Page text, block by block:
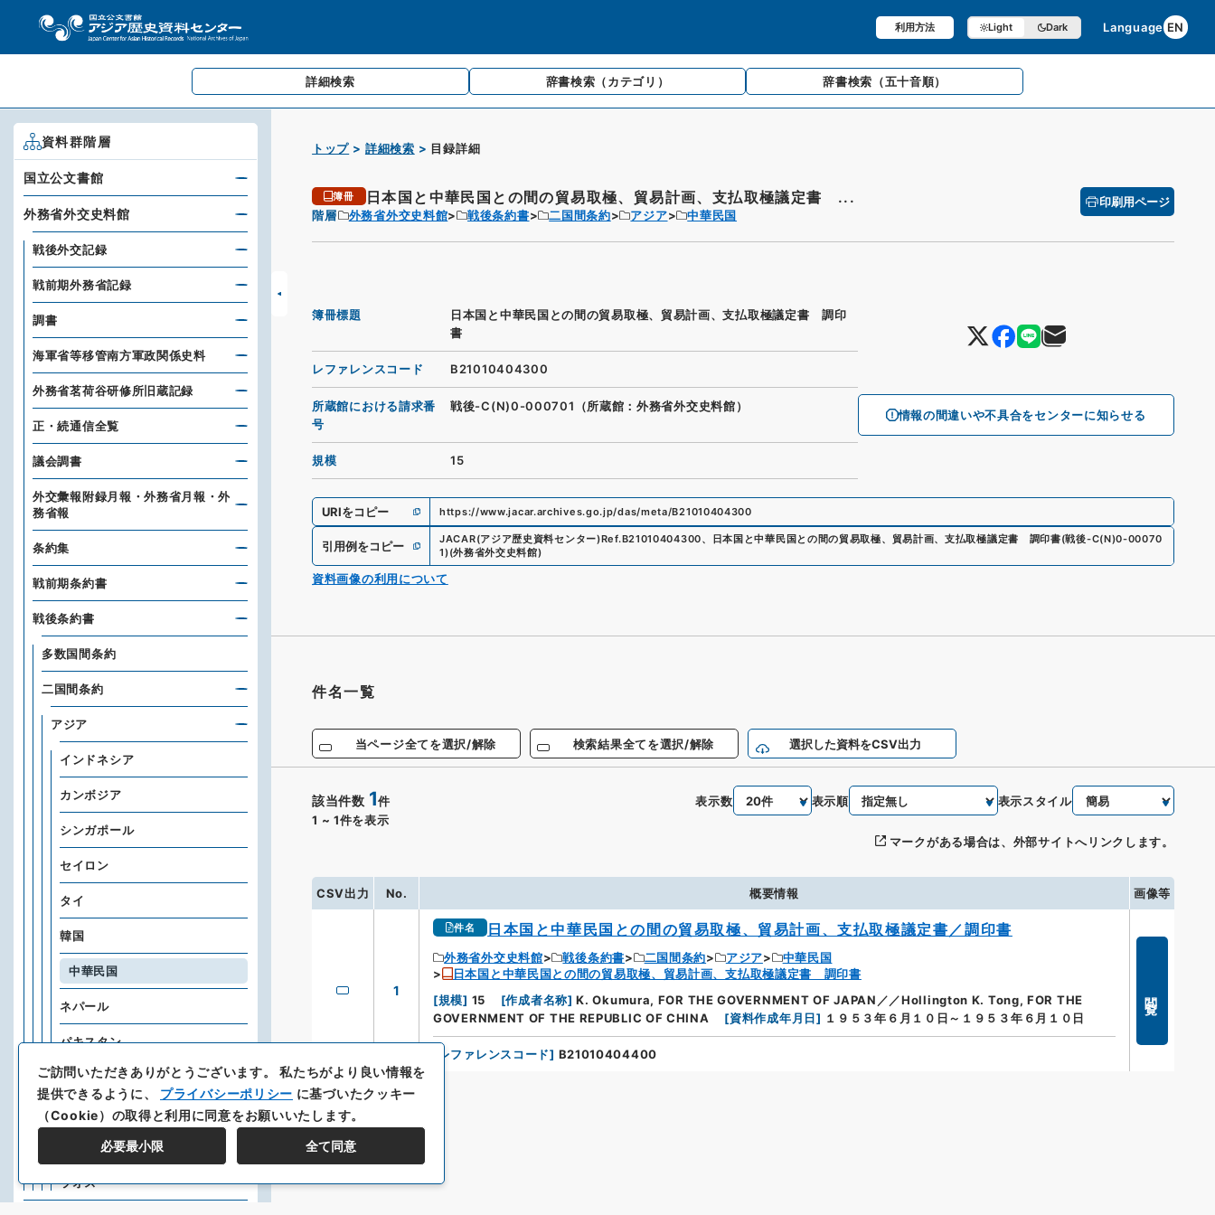
利用方法 Light Dark Language EN
詳細検索 辞書検索 （カテゴリ） 辞書検索 （五十音順）
トップ 詳細検索 目録詳細
簿冊 日本国と中華民国との間の貿易取極、貿易計画、支払取極議定書 ...
階層 外務省外交史料館 戦後条約書 二国間条約 アジア 中華民国
印刷用ページ
情報の間違いや不具合をセンターに知らせる
簿冊標題
日本国と中華民国との間の貿易取極、貿易計画、支払取極議定書 調印
書
レファレンスコード B21010404300
所蔵館における請求番
号
戦後-C(N)0-000701（所蔵館：外務省外交史料館）
規模 15
URIをコピー https://www.jacar.archives.go.jp/das/meta/B21010404300
引用例をコピー JACAR(アジア歴史資料センター)Ref.B21010404300、 日本国と中華民国との間の貿易取極、貿易計画、支払取極議定書 調印書(戦後-C(N)0-00070
1)(外務省外交史料館)
資料画像の利用について
件名一覧
当ページ全てを選択/解除 検索結果全てを選択/解除 選択した資料をCSV出力
該当件数 1件
1 ~ 1件を表示
表示数 表示順 表示スタイル
マークがある場合は、外部サイトへリンクします。
CSV出力 No. 概要情報 画像等
1
件名 日本国と中華民国との間の貿易取極、貿易計画、支払取極議定書／調印書
外務省外交史料館 戦後条約書 二国間条約 アジア
中華民国
日本国と中華民国との間の貿易取極、貿易計画、支払取極議定書 調印書
[規模] 15 [作成者名称] K. Okumura, FOR THE GOVERNMENT OF JAPAN／／Hollington K. Tong, FOR THE
GOVERNMENT OF THE REPUBLIC OF CHINA
[資料作成年月日] １９５３年６月１０日～１９５３年６月１０日
レファレンスコード] B21010404400
資料群階層
国立公文書館
外務省外交史料館
戦後外交記録
戦前期外務省記録
調書
海軍省等移管南方軍政関係史料
外務省茗荷谷研修所旧蔵記録
正・続通信全覧
議会調書
外交彙報附録月報・外務省月報・外
務省報
条約集
戦前期条約書
戦後条約書
多数国間条約
二国間条約
アジア
インドネシア
カンボジア
シンガポール
セイロン
タイ
韓国
中華民国
ネパール
パキスタン
ビルマ
フィリピン
ベトナム共和国
ラオス
ご訪問いただきありがとうございます。私たちがより良い情報を
提供できるように、 プライバシーポリシー に基づいたクッキー
（Cookie）の取得と利用に同意をお願いいたします。
必要最小限 全て同意